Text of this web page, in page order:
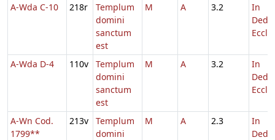
A-Wda C-10 218r
Templum
domini
sanctum
est
M A 3.2
In
Eccl.
A-Wda D-4 110v
Templum
domini
sanctum
est
M A 3.2
In
Eccl.
A-Wn Cod.
1799**
213v
Templum
domini
M A 2.3
In